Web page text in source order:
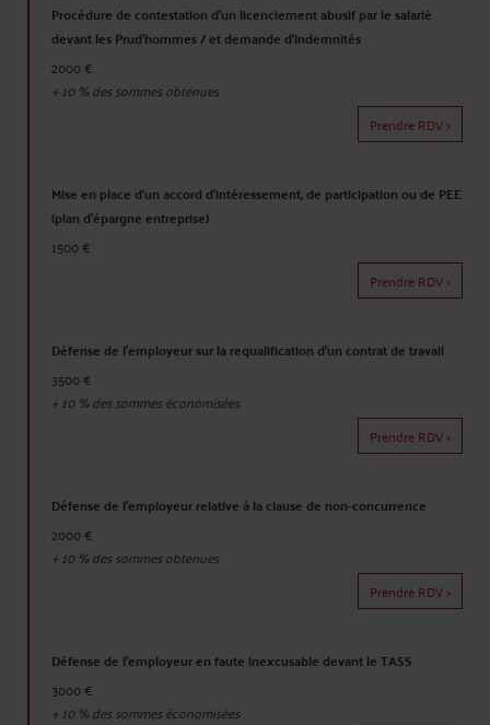
Procédure de contestation d'un licenciement abusif par le salarié
devant les Prud'hommes / et demande d'indemnités
2000 €
+10% des sommes obtenues
Prendre RDV >
Mise en place d'un accord d'intéressement, de participation ou de PEE
(plan d'épargne entreprise)
1500 €
Prendre RDV >
Défense de l'employeur sur la requalification d'un contrat de travail
3500 €
+10% des sommes économisées
Prendre RDV >
Défense de l'employeur relative à la clause de non-concurrence
2000 €
+10% des sommes obtenues
Prendre RDV >
Défense de l'employeur en faute inexcusable devant le TASS
3000 €
+10% des sommes économisées